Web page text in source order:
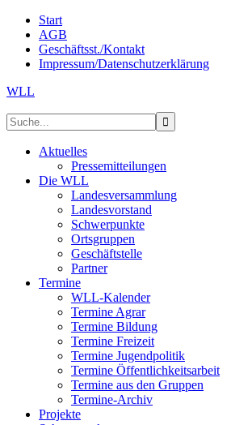
Start
AGB
Geschäftsst./Kontakt
Impressum/Datenschutzerklärung
WLL
Aktuelles
Pressemitteilungen
Die WLL
Landesversammlung
Landesvorstand
Schwerpunkte
Ortsgruppen
Geschäftstelle
Partner
Termine
WLL-Kalender
Termine Agrar
Termine Bildung
Termine Freizeit
Termine Jugendpolitik
Termine Öffentlichkeitsarbeit
Termine aus den Gruppen
Termine-Archiv
Projekte